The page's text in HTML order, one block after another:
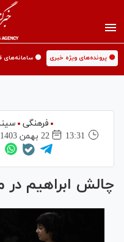
🟡 پرونده‌های ویژه خبری 🟡 سامانه‌های
فرهنگی
13:31
22 بهمن 1403
چالش ابراهیم